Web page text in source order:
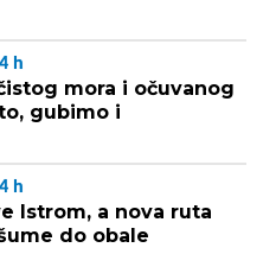
4 h
mora i očuvanog
gubimo i
4 h
Istrom, a nova ruta
do obale